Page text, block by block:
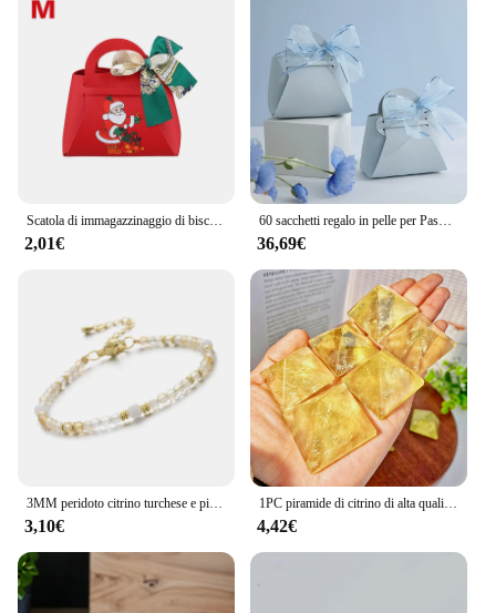
Scatola di immagazzinaggio di biscotti di caramelle di natale stampata di babbo natale in pelle PU custodia di Bowknot borsa di imballaggio regalo verde rosso per la festa di capodanno
2,01€
60 sacchetti regalo in pelle per Pasqua Eid Scatola per bomboniere per ospiti di nozze Mini borsa con scatola per imballaggio a nastro Distribuzioni Regali per feste
36,69€
3MM peridoto citrino turchese e pietra di luna braccialetto in pietra naturale adatto per uomini e donne indossare ogni giorno gioielli regalo di festa
3,10€
1PC piramide di citrino di alta qualità piramide di cristallo naturale, decorazione di cristallo naturale, regalo di compleanno, regalo delle donne, regalo della fidanzata.
4,42€